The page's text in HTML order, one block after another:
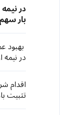
بار
چین به کمتر
بهبود
اقدام
تثبیت